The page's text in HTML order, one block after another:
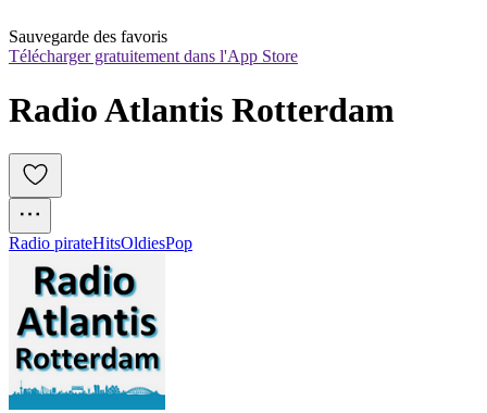
Sauvegarde des favoris
Télécharger gratuitement dans l'App Store
Radio Atlantis Rotterdam
Radio pirateHitsOldiesPop